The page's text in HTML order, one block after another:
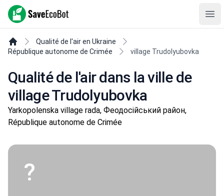
SaveEcoBot
Qualité de l'air en Ukraine
République autonome de Crimée
village Trudolyubovka
Qualité de l'air dans la ville de
village Trudolyubovka
Yarkopolenska village rada, Феодосійський район,
République autonome de Crimée
?